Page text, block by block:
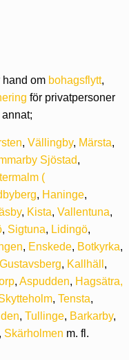
hand om bohagsflytt,
för privatpersoner
, Vällingby, Märsta,
Sjöstad,
(
, Haninge,
, Kista, Vallentuna,
, Sigtuna, Lidingö,
, Enskede, Botkyrka,
Gustavsberg, Kallhäll ,
, Aspudden, Hagsätra,
, Tensta,
, Tullinge, Barkarby,
, Skärholmen m. fl.